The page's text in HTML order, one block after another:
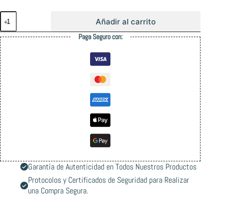
Catrina
Llave
T
Herramienta
Teflon
Morado
cantidad
Añadir al carrito
Paga Seguro con:
Garantía de Autenticidad en Todos Nuestros Productos
Protocolos y Certificados de Seguridad para Realizar
una Compra Segura.